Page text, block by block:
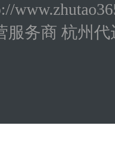
服务商 杭州代